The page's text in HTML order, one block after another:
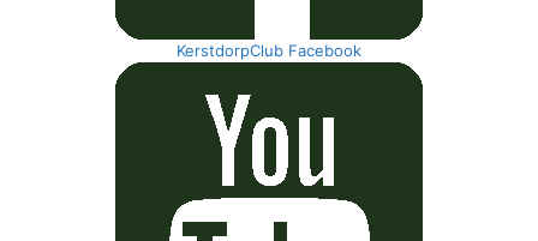
KerstdorpClub Facebook